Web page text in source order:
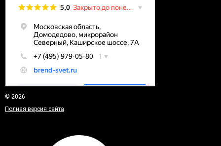
© 2026
Полная версия сайта